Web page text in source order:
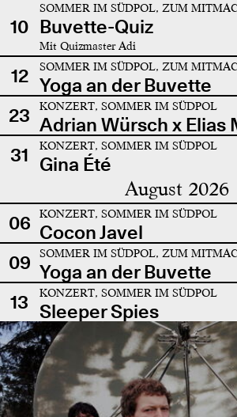
10
SOMMER IM SÜDPOL, ZUM
Buvette-Quiz
Mit Quizmaster Adi
12 SOMMER IM SÜDPOL, ZUM
Yoga an der Buvette
23
KONZERT, SOMMER IM SÜDPOL
Adrian Würsch x Elias
31
KONZERT, SOMMER IM SÜDPOL
Gina Été
August 2026
06 KONZERT, SOMMER IM SÜDPOL
Cocon Javel
09
SOMMER IM SÜDPOL, ZUM
Yoga an der Buvette
13
KONZERT, SOMMER IM SÜDPOL
Sleeper Spies